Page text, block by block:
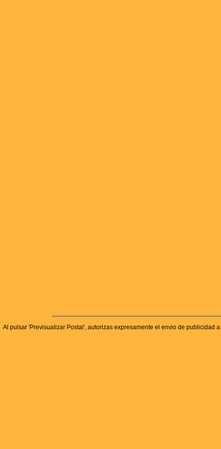
Al pulsar 'Previsualizar Postal', autorizas expresamente el envio de publicidad